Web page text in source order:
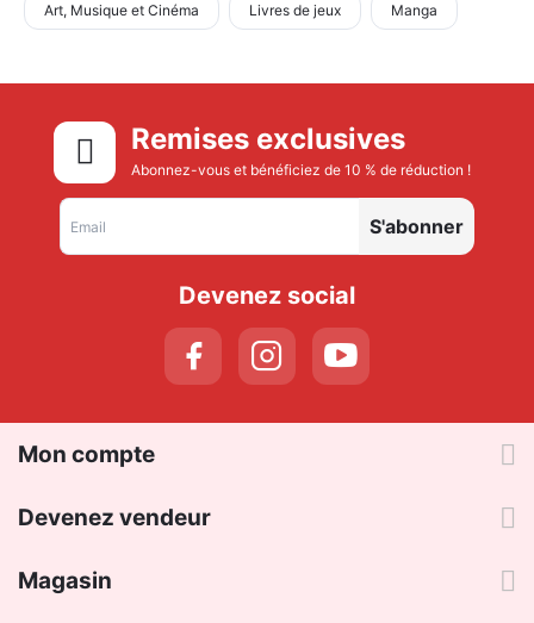
Art, Musique et Cinéma Livres de jeux Manga
Remises exclusives
Abonnez-vous et bénéficiez de 10 % de réduction !
S'abonner
Devenez social
Mon compte
Devenez vendeur
Magasin